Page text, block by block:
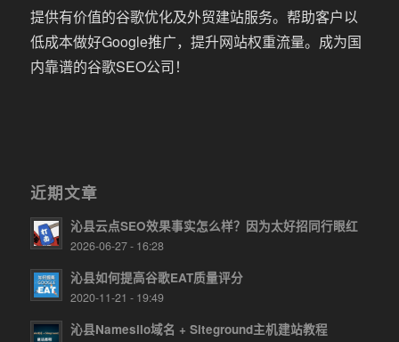
提供有价值的谷歌优化及外贸建站服务。帮助客户以
低成本做好Google推广，提升网站权重流量。成为国
内靠谱的谷歌SEO公司！
近期文章
沁县云点SEO效果事实怎么样？因为太好招同行眼红
2026-06-27 - 16:28
沁县如何提高谷歌EAT质量评分
2020-11-21 - 19:49
沁县Namesilo域名 + Siteground主机建站教程